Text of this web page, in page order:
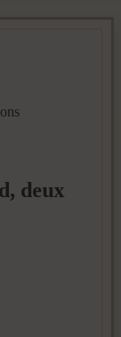
deux